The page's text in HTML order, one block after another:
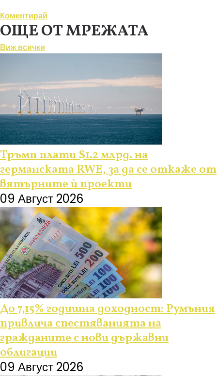
Коментирай
ОЩЕ ОТ МРЕЖАТА
Виж всички
Тръмп плати $1.2 млрд. на
германската RWE, за да се откаже от
вятърните ѝ проекти
09 Август 2026
До 7,15% годишна доходност: Румъния
привлича спестяванията на
гражданите с нови държавни
облигации
09 Август 2026